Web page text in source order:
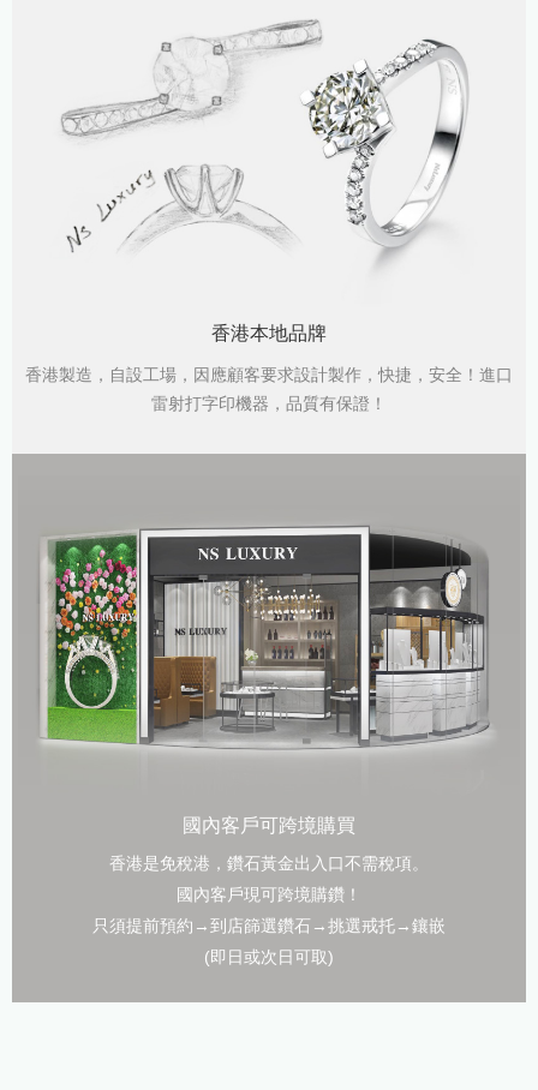
香港本地品牌
香港製造，自設工場，因應顧客要求設計製作，快捷，安全！進口
雷射打字印機器，品質有保證！
國內客戶可跨境購買
香港是免稅港，鑽石黃金出入口不需稅項。
國內客戶現可跨境購鑽！
只須提前預約→到店篩選鑽石→挑選戒托→鑲嵌
(即日或次日可取)